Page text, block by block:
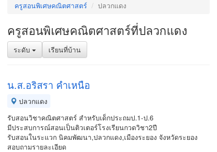
ครูสอนพิเศษคณิตศาสตร์ ปลวกแดง
ครูสอนพิเศษคณิตศาสตร์ที่ปลวกแดง
ระดับ เรียนที่บ้าน
น.ส.อริสรา คำเหนือ
ปลวกแดง
รับสอนวิชาคณิตศาสตร์ สำหรับเด็กประถมป.1-ป.6
มีประสบการณ์สอนเป็นติวเตอร์โรงเรียนกวดวิชา2ปี
รับสอนในระแวก นิคมพัฒนา,ปลวกแดง,เมืองระยอง จังหวัดระยอง
สอบถามรายละเอียด